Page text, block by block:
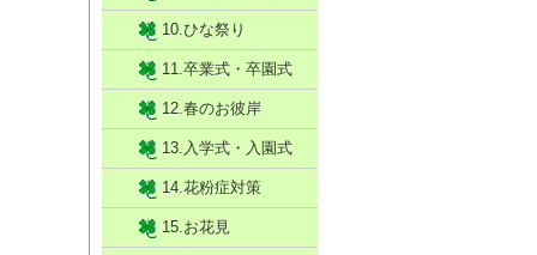
10.ひな祭り
11.卒業式・卒園式
12.春のお彼岸
13.入学式・入園式
14.花粉症対策
15.お花見